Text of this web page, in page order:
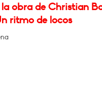
obra de Christian
ritmo de locos